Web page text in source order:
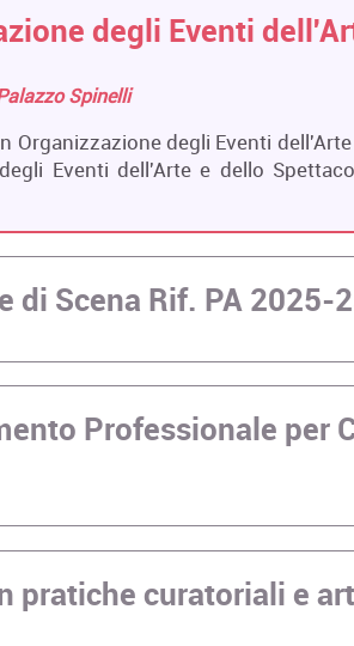
degli Eventi
Spinelli
Organizzazione degli Eventi
Eventi dell'Arte e dello
Scena Rif. PA 2025-
Professionale per
pratiche curatoriali e